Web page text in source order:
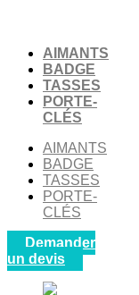
contenuAIMANTS
BADGE
TASSES
PORTE-
CLÉS
AIMANTS
BADGE
TASSES
PORTE-
CLÉS
Demander
un devis